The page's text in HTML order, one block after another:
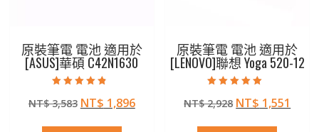
原裝筆電 電池 適用於
[ASUS]華碩 C42N1630
4.50
滿分 5
NT$3,583 原
NT$ 1,896目
原裝筆電 電池 適用於
[LENOVO]聯想 Yoga 520-12
5.00
滿分 5
NT$2,928 原
NT$ 1,551